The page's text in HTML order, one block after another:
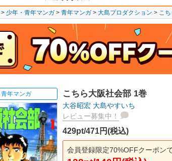
少年・青年マンガ 青年マンガ 大島プロダクション こ
青年マンガ こちら大阪社会部 1巻
大谷昭宏 大島やすいち
レビュー募集中！
429pt/471円(税込)
会員登録限定70%OFFクーポン